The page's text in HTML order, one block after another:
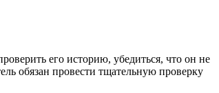
его историю, убедиться, что он не
обязан провести тщательную проверку